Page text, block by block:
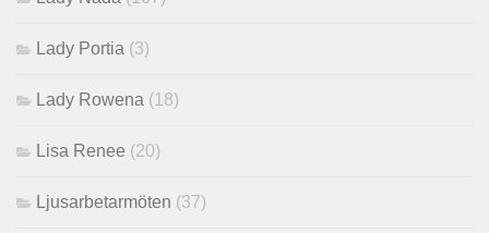
Lady Portia (3)
Lady Rowena (18)
Lisa Renee (20)
Ljusarbetarmöten (37)